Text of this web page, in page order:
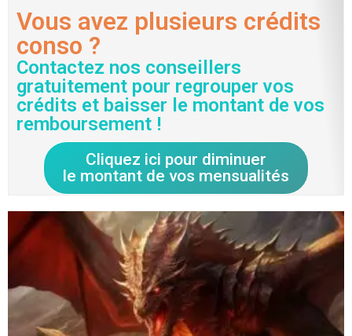
Vous avez plusieurs crédits
conso ?
Contactez nos conseillers
gratuitement pour regrouper vos
crédits et baisser le montant de vos
remboursement !
Cliquez ici pour diminuer
le montant de vos mensualités